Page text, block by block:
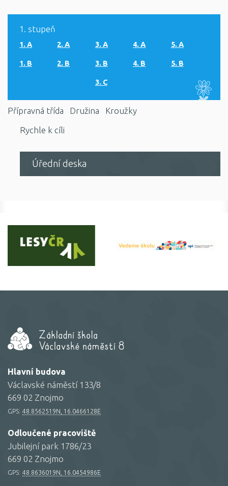
1. stupeň
1. A
1. B
2. A
2. B
3. A
3. B
3. C
4. A
4. B
5. A
5. B
Přípravná třída Družina
Kroužky
Rychle k cíli
Úřední deska
Hlavní budova
Václavské náměstí 133/8
669 02 Znojmo
GPS: 48.8562519N, 16.0466128E
Odloučené pracoviště
Jubilejní park 1786/23
669 02 Znojmo
GPS: 48.8636019N, 16.0454986E